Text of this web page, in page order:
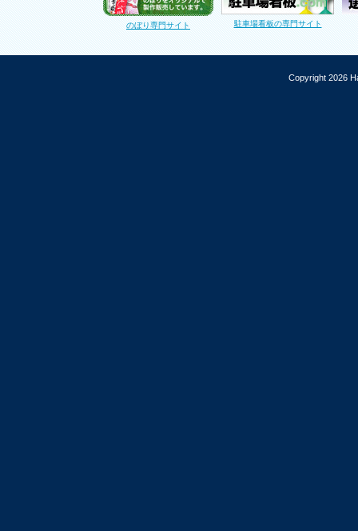
のぼり専門サイト 駐車場看板の専門サイト
Copyright 2026